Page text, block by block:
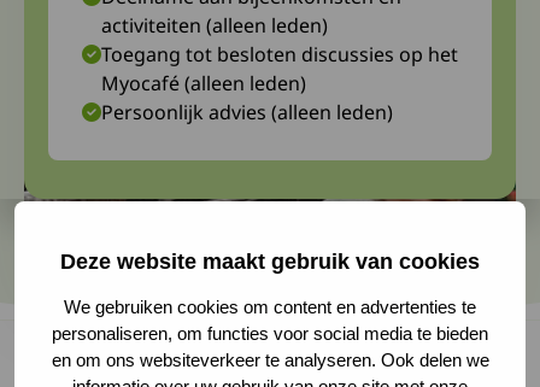
Deze website maakt gebruik van cookies
We gebruiken cookies om content en advertenties te
personaliseren, om functies voor social media te bieden
en om ons websiteverkeer te analyseren. Ook delen we
activiteiten (alleen leden)
Toegang tot besloten discussies op het
Myocafé (alleen leden)
Persoonlijk advies (alleen leden)